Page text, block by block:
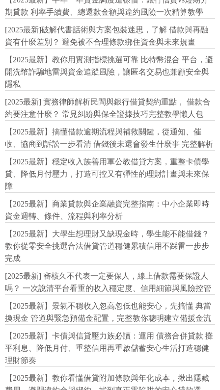
期貸款 利率手續費、總還款金額與違約風險一次精算教學
[2025最新]破解代書話術與方案包裝迷思，了解 借款與再融
資有什麼差別？ 避免被不合理條款綁住資金與未來規畫
【2025最新】教你用實測指標挑選可靠 比特幣混合 平台，避
開洗幣詐騙地雷與資金追蹤風險，讓匿名交易也兼顧安全與
隱私
[2025最新] 實務律師解析民間與銀行借貸契約重點， 借款合
約要注意什麼？ 常見糾紛與保全證據技巧完整教學懶人包
【2025最新】搞懂借款逾期流程與補救關鍵，從通知、催
收、協商到訴訟一步看清 借錢後未還會發生什麼事 完整解析
【2025最新】穩定收入族善用軍公教借貸方案，重整卡債學
貸、降低月付壓力，打造可控又有彈性的理財計畫與未來保
障
【2025最新】商業貸款與企業融資完整指南：中小企業即時
資金週轉、條件、流程與利率分析
【2025最新】大學生想理財又缺現金時，學生能不能借錢？
教你從零安全挑選合法借貸管道穩健累積信用不踩雷一步步
完成
[2025最新] 審核久不代表一定要保人，線上借款需要保證人
嗎？ 一次說清平台看重的收入穩定度、信用細節與風險控管
【2025最新】景氣不穩收入忽高忽低也能安心，先搞懂 典當
換現金 管道與緊急預備金配置，完整教你聰明建立備援金流
【2025最新】卡債與信貸壓力族必讀：運用 債務合併貸款 攤
平利息、降低月付、重整信用再重啟儲蓄安心生活打造穩健
理財節奏
【2025最新】教你看懂借貸附加條款與年化成本，揪出隱藏